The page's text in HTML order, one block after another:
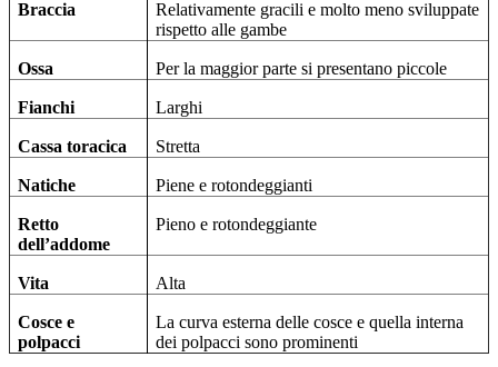
Braccia
Relativamente gracili e molto meno sviluppate
rispetto alle gambe
Ossa Per la maggior parte si presentano piccole
Fianchi Larghi
Cassa toracica Stretta
Natiche Piene e rotondeggianti
Retto
dell’addome
Pieno e rotondeggiante
Vita Alta
Cosce e
polpacci
La curva esterna delle cosce e quella interna
dei polpacci sono prominenti